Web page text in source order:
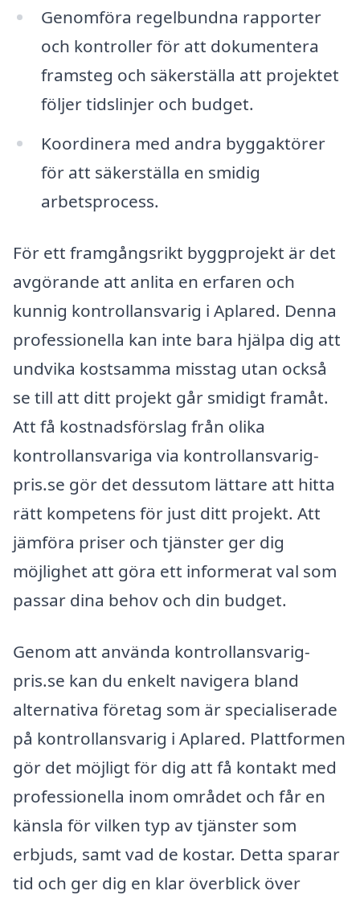
Genomföra regelbundna rapporter
och kontroller för att dokumentera
framsteg och säkerställa att projektet
följer tidslinjer och budget.
Koordinera med andra byggaktörer
för att säkerställa en smidig
arbetsprocess.
För ett framgångsrikt byggprojekt är det
avgörande att anlita en erfaren och
kunnig kontrollansvarig i Aplared. Denna
professionella kan inte bara hjälpa dig att
undvika kostsamma misstag utan också
se till att ditt projekt går smidigt framåt.
Att få kostnadsförslag från olika
kontrollansvariga via kontrollansvarig-
pris.se gör det dessutom lättare att hitta
rätt kompetens för just ditt projekt. Att
jämföra priser och tjänster ger dig
möjlighet att göra ett informerat val som
passar dina behov och din budget.
Genom att använda kontrollansvarig-
pris.se kan du enkelt navigera bland
alternativa företag som är specialiserade
på kontrollansvarig i Aplared. Plattformen
gör det möjligt för dig att få kontakt med
professionella inom området och får en
känsla för vilken typ av tjänster som
erbjuds, samt vad de kostar. Detta sparar
tid och ger dig en klar överblick över